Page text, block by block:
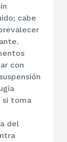
cabe
con
si toma
del